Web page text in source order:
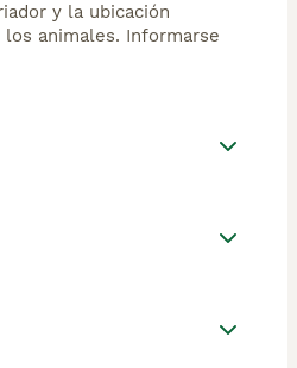
y la ubicación
animales. Informarse